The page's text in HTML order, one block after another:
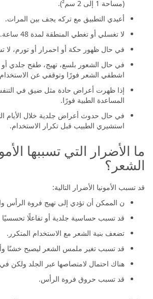
(مساحة 1 إلى 2 سم²).
أعيدي التطبيق مع تركه يجف بين المرات.
لا تغسلي أو تغطي المنطقة لمدة 48 ساعة.
في حال ظهور حكة أو احمرار أو تورم، لا
في حال الشعور بلسع، تهيج، طفح جلدي
اشطفي الشعر فورًا وتوقفي عن
إذا ظهرت أعراض حادة مثل ضيق في
المساعدة الطبية فورًا.
في حال حدوث أعراض جلدية خلال الأيام
استشيري الطبيب قبل تكرار الاستخدام.
ما الأضرار التي تسببها
الشعر؟
قد تسبب الأمونيا الأضرار التالية:
ن الممكن أن تؤدي إلى تهيج فروة الرأس
قد تسبب حساسية جلدية أو تفاعلًا تحسسيًا
تضعف بنية الشعر مع الاستخدام المتكرر.
قد تسبب تغير ملمس الشعر ليصبح خشنًا
هناك احتمال لامتصاصها عبر الجلد ولكن
قد تسبب حروق فروة الرأس.